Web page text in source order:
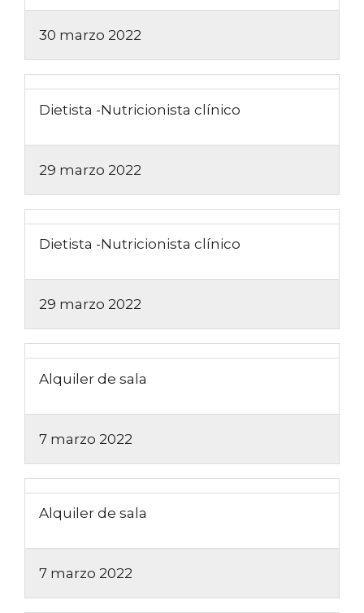
30 marzo 2022
Dietista -Nutricionista clínico
29 marzo 2022
Dietista -Nutricionista clínico
29 marzo 2022
Alquiler de sala
7 marzo 2022
Alquiler de sala
7 marzo 2022